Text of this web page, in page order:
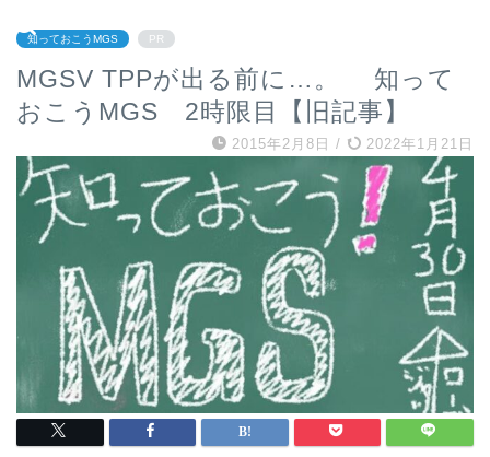
知っておこうMGS PR
MGSV TPPが出る前に…。 知って
おこうMGS 2時限目【旧記事】
2015年2月8日 / 2022年1月21日